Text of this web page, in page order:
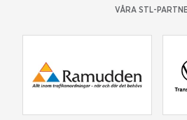
VÅRA STL-